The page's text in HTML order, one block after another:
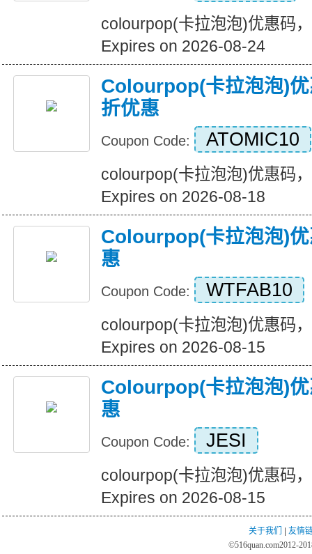
colourpop(卡拉泡泡)优惠码
Expires on 2026-08-24
Colourpop(卡拉泡泡)
折优惠
Coupon Code: ATOMIC10
colourpop(卡拉泡泡)优惠码
Expires on 2026-08-18
Colourpop(卡拉泡泡)
惠
Coupon Code: WTFAB10
colourpop(卡拉泡泡)优惠码
Expires on 2026-08-15
Colourpop(卡拉泡泡)
惠
Coupon Code: JESI
colourpop(卡拉泡泡)优惠码
Expires on 2026-08-15
关于我们
友情
©516quan.com2012-